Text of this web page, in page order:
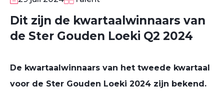
Dit zijn de kwartaalwinnaars van
de Ster Gouden Loeki Q2 2024
De kwartaalwinnaars van het tweede kwartaal
voor de Ster Gouden Loeki 2024 zijn bekend.